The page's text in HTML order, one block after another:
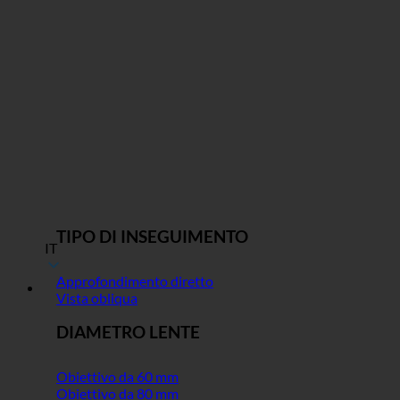
IT
TIPO DI INSEGUIMENTO
Approfondimento diretto
Vista obliqua
DIAMETRO LENTE
Obiettivo da 60 mm
Obiettivo da 80 mm